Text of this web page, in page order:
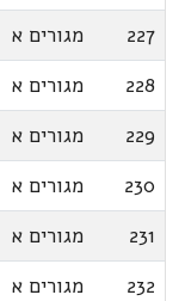
227
מגורים א
228
מגורים א
229
מגורים א
230
מגורים א
231
מגורים א
232
מגורים א